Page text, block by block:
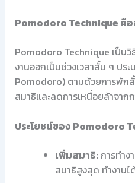
Pomodoro Technique คือ
Pomodoro Technique เป็นวิ
งานออกเป็นช่วงเวลาสั้น ๆ ปร
Pomodoro) ตามด้วยการพัก
สมาธิและลดการเหนื่อยล้าจาก
ประโยชน์ของ Pomodoro
เพิ่มสมาธิ: การทำง
สมาธิสูงสุด ทำงาน